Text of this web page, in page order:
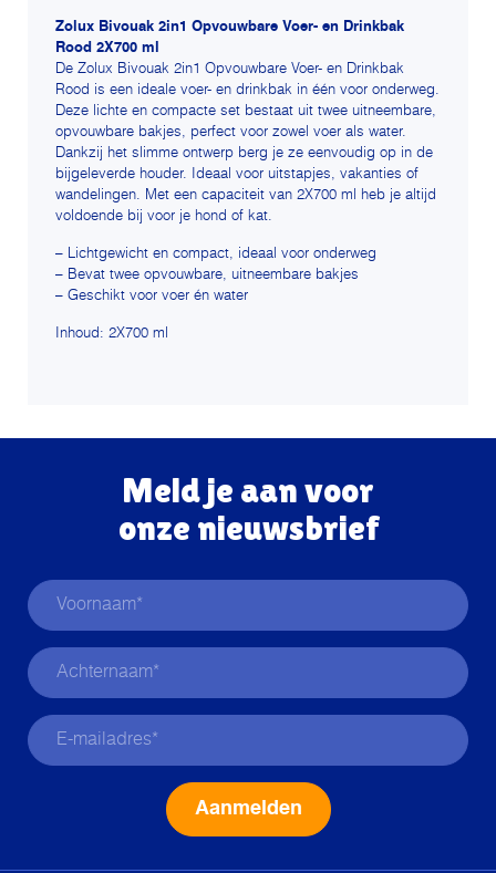
Zolux Bivouak 2in1 Opvouwbare Voer- en Drinkbak
Rood 2X700 ml
De Zolux Bivouak 2in1 Opvouwbare Voer- en Drinkbak
Rood is een ideale voer- en drinkbak in één voor onderweg.
Deze lichte en compacte set bestaat uit twee uitneembare,
opvouwbare bakjes, perfect voor zowel voer als water.
Dankzij het slimme ontwerp berg je ze eenvoudig op in de
bijgeleverde houder. Ideaal voor uitstapjes, vakanties of
wandelingen. Met een capaciteit van 2X700 ml heb je altijd
voldoende bij voor je hond of kat.
– Lichtgewicht en compact, ideaal voor onderweg
– Bevat twee opvouwbare, uitneembare bakjes
– Geschikt voor voer én water
Inhoud: 2X700 ml
Meld je aan voor
onze nieuwsbrief